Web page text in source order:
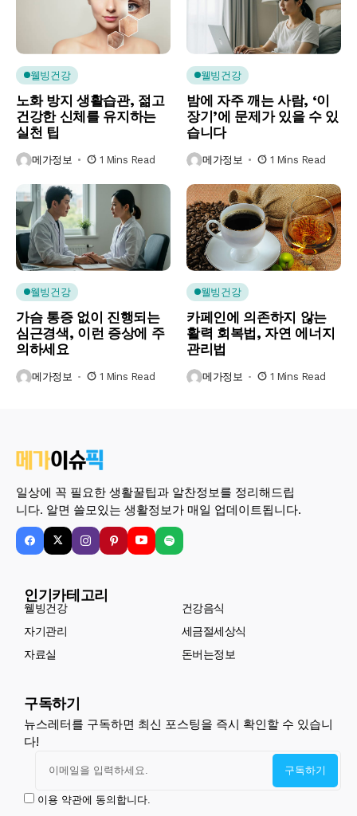
웰빙건강
노화 방지 생활습관, 젊고
건강한 신체를 유지하는
실천 팁
메가정보 1 Mins Read
웰빙건강
밤에 자주 깨는 사람, ‘이
장기’에 문제가 있을 수 있
습니다
메가정보 1 Mins Read
웰빙건강
가슴 통증 없이 진행되는
심근경색, 이런 증상에 주
의하세요
메가정보 1 Mins Read
웰빙건강
카페인에 의존하지 않는
활력 회복법, 자연 에너지
관리법
메가정보 1 Mins Read
일상에 꼭 필요한 생활꿀팁과 알찬정보를 정리해드립
니다. 알면 쓸모있는 생활정보가 매일 업데이트됩니다.
인기카테고리
웰빙건강
건강음식
자기관리
세금절세상식
자료실
돈버는정보
구독하기
뉴스레터를 구독하면 최신 포스팅을 즉시 확인할 수 있습니
다!
이용 약관에 동의합니다.